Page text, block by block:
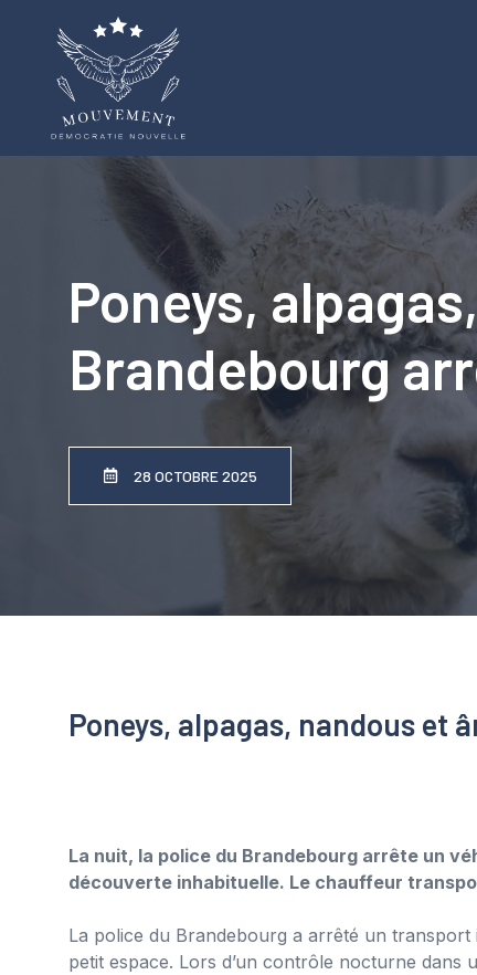
Poneys,
Brandebourg
28 OCTOBRE 2025
Poneys, alpagas, nandous et
La nuit, la police du Brandebourg arrête un
découverte inhabituelle. Le chauffeur
La police du Brandebourg a arrêté un
petit espace. Lors d’un contrôle nocturne dans